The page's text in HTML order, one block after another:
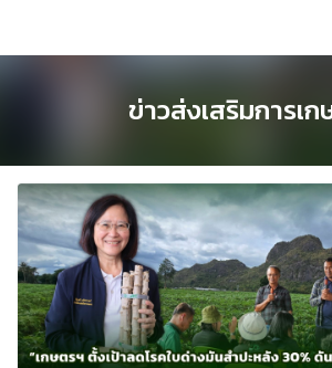
content
ข่าวส่งเสริมการเ